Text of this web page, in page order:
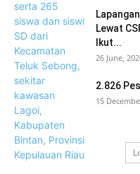
Lewat
Ikut...
26 June,
2.826
15